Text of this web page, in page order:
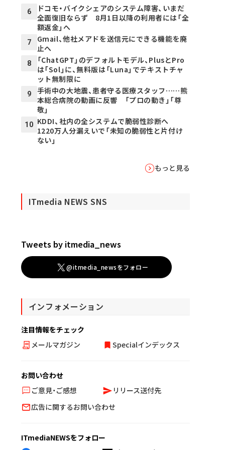
6
ドコモ・バイクシェアのシステム障害、いまだ
全面復旧ならず 8月1日以降の利用者には「全
額返金」へ
7
Gmail、他社メアドを送信元にできる機能を廃
止へ
8
「ChatGPT」のデフォルトモデル、PlusとPro
は「Sol」に、無料版は「Luna」でテキストチャ
ット無制限に
9
手術中の大地震、患者守る医療スタッフ……熊
本総合病院の動画に反響 「プロの動き」「尊
敬」
10 KDDI、社内の全システムで脆弱性診断へ
1220万人分漏えいで「未知の脆弱性と片付け
ない」
もっと見る
ITmedia NEWS SNS
Tweets by itmedia_news
@itmedia_newsをフォロー
インフォメーション
注目情報をチェック
メールマガジン
Specialインデックス
お問い合わせ
ご意見・ご感想
リリース送付先
広告に関するお問い合わせ
ITmediaNEWSをフォロー